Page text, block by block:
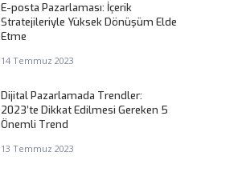
E-posta Pazarlaması: İçerik
Stratejileriyle Yüksek Dönüşüm Elde
Etme
14 Temmuz 2023
Dijital Pazarlamada Trendler:
2023’te Dikkat Edilmesi Gereken 5
Önemli Trend
13 Temmuz 2023